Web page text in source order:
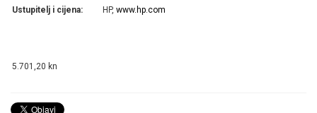
Ustupitelj i cijena: HP,www.hp.com
5.701,20 kn